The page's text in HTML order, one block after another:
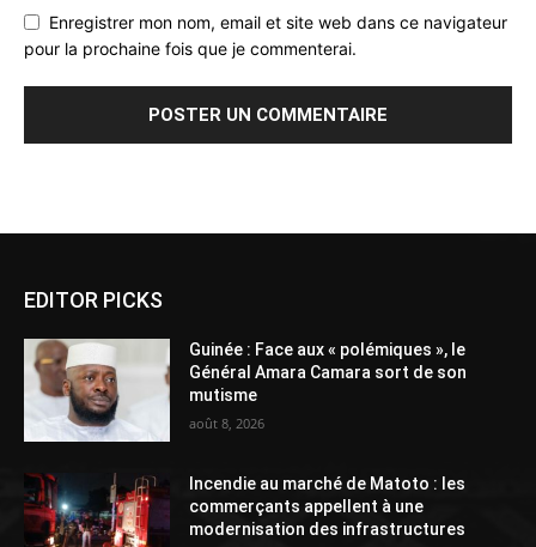
Enregistrer mon nom, email et site web dans ce navigateur
pour la prochaine fois que je commenterai.
EDITOR PICKS
Guinée : Face aux « polémiques », le
Général Amara Camara sort de son
mutisme
août 8, 2026
Incendie au marché de Matoto : les
commerçants appellent à une
modernisation des infrastructures